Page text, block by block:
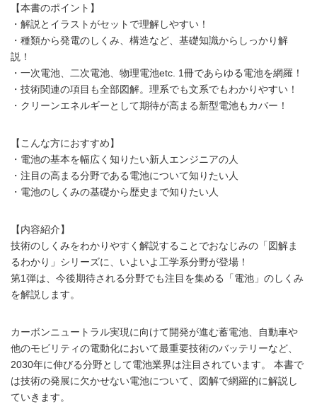
【本書のポイント】
・解説とイラストがセットで理解しやすい！
・種類から発電のしくみ、構造など、基礎知識からしっかり解
説！
・一次電池、二次電池、物理電池etc. 1冊であらゆる電池を網羅！
・技術関連の項目も全部図解。理系でも文系でもわかりやすい！
・クリーンエネルギーとして期待が高まる新型電池もカバー！
【こんな方におすすめ】
・電池の基本を幅広く知りたい新人エンジニアの人
・注目の高まる分野である電池について知りたい人
・電池のしくみの基礎から歴史まで知りたい人
【内容紹介】
技術のしくみをわかりやすく解説することでおなじみの「図解ま
るわかり」シリーズに、いよいよ工学系分野が登場！
第1弾は、今後期待される分野でも注目を集める「電池」のしくみ
を解説します。
カーボンニュートラル実現に向けて開発が進む蓄電池、⾃動⾞や
他のモビリティの電動化において最重要技術のバッテリーなど、
2030年に伸びる分野として電池業界は注目されています。 本書で
は技術の発展に欠かせない電池について、図解で網羅的に解説し
ていきます。